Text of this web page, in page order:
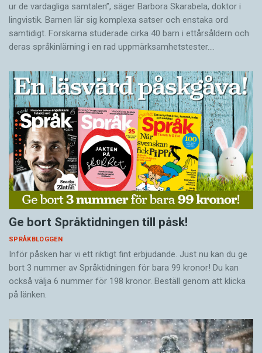
ur de vardagliga samtalen”, säger Barbora Skarabela, doktor i
lingvistik. Barnen lär sig komplexa satser och enstaka ord
samtidigt. Forskarna studerade cirka 40 barn i ettårsåldern och
deras språkinlärning i en rad uppmärksamhetstester.…
Ge bort Språktidningen till påsk!
SPRÅKBLOGGEN
Inför påsken har vi ett riktigt fint erbjudande. Just nu kan du ge
bort 3 nummer av Språktidningen för bara 99 kronor! Du kan
också välja 6 nummer för 198 kronor. Beställ genom att klicka
på länken.